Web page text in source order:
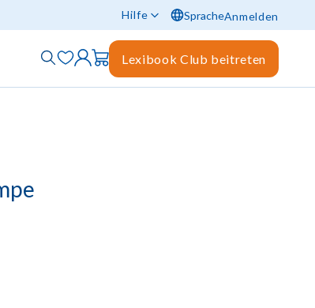
Hilfe SpracheAnmelden
Lexibook Club beitreten